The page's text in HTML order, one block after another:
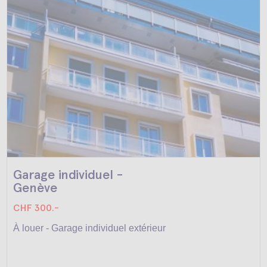
Garage individuel -
Genève
CHF 300.-
À louer - Garage individuel extérieur